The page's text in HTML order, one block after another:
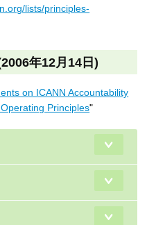
lists/principles-
年12月14日)
on ICANN Accountability
Principles"